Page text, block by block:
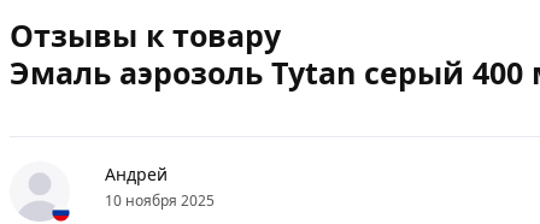
Отзывы к товару
Эмаль аэрозоль Tytan серый 400
Андрей
10 ноября 2025